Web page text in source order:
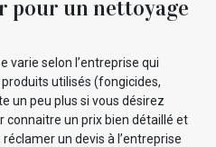
pour un nettoyage
varie selon l’entreprise qui
utilisés (fongicides,
un peu plus si vous désirez
un prix bien détaillé et
un devis à l’entreprise